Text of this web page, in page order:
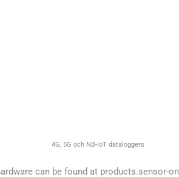
4G, 5G och NB-IoT dataloggers
can be found at products.sensor-